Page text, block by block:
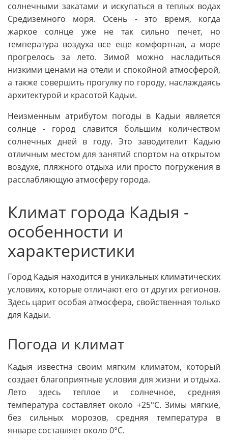
солнечными закатами и искупаться в теплых водах
Средиземного моря. Осень - это время, когда
жаркое солнце уже не так сильно печет, но
температура воздуха все еще комфортная, а море
прогрелось за лето. Зимой можно насладиться
низкими ценами на отели и спокойной атмосферой,
а также совершить прогулку по городу, наслаждаясь
архитектурой и красотой Кадыи.
Неизменным атрибутом погоды в Кадыи является
солнце - город славится большим количеством
солнечных дней в году. Это заводителит Кадыю
отличным местом для занятий спортом на открытом
воздухе, пляжного отдыха или просто погружения в
расслабляющую атмосферу города.
Климат города Кадыя -
особенности и
характеристики
Город Кадыя находится в уникальных климатических
условиях, которые отличают его от других регионов.
Здесь царит особая атмосфера, свойственная только
для Кадыи.
Погода и климат
Кадыя известна своим мягким климатом, который
создает благоприятные условия для жизни и отдыха.
Лето здесь теплое и солнечное, средняя
температура составляет около +25°C. Зимы мягкие,
без сильных морозов, средняя температура в
январе составляет около 0°C.